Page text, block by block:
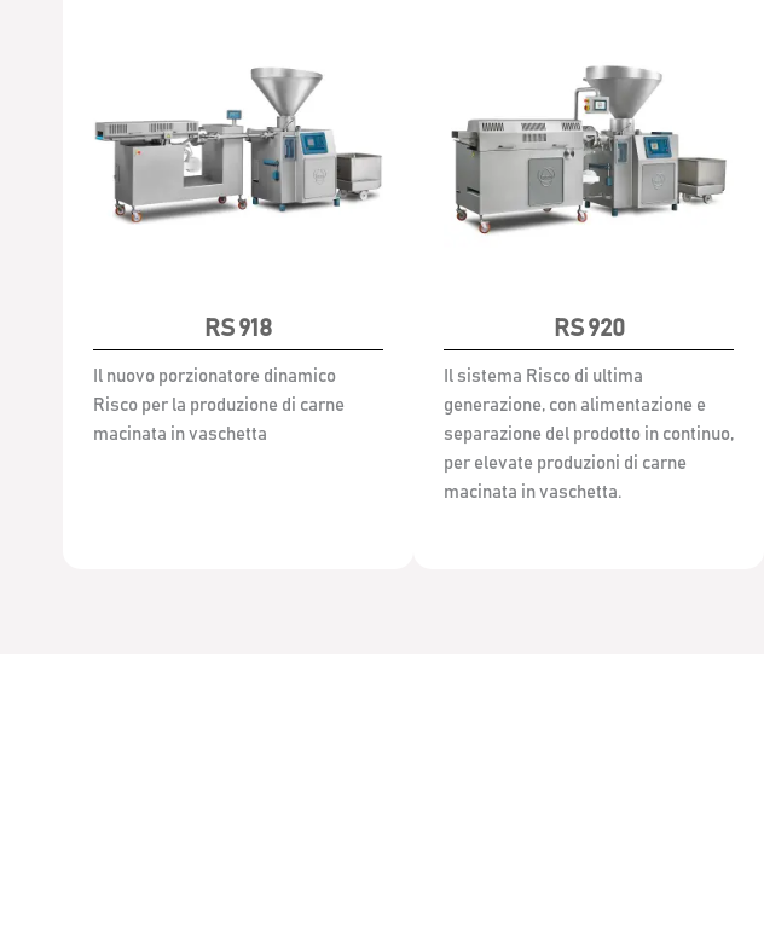
RS 918
Il nuovo porzionatore dinamico
Risco per la produzione di carne
macinata in vaschetta
RS 920
Il sistema Risco di ultima
generazione, con alimentazione e
separazione del prodotto in continuo,
per elevate produzioni di carne
macinata in vaschetta.